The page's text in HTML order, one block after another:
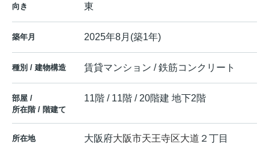
向き 東
築年月 2025年8月(築1年)
種別 / 建物構造 賃貸マンション / 鉄筋コンクリート
部屋 /
所在階 / 階建て
11階 / 11階 / 20階建 地下2階
所在地 大阪府大阪市天王寺区大道 ２丁目